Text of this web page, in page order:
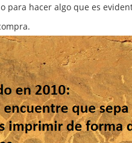
para hacer algo que es